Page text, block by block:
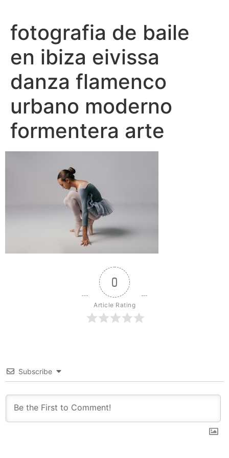
contenido
fotografia de baile
en ibiza eivissa
danza flamenco
urbano moderno
formentera arte
0
Article Rating
Subscribe